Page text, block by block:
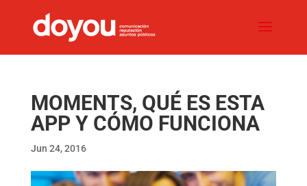
MOMENTS, QUÉ ES ESTA
APP Y CÓMO FUNCIONA
Jun 24, 2016